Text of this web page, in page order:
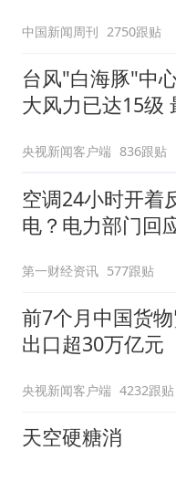
中国新闻周刊 2750跟贴
台风"白海豚"中
大风力已达15级
央视新闻客户端 836跟贴
空调24小时开着
电？电力部门回
第一财经资讯 577跟贴
前7个月中国货
出口超30万亿元
央视新闻客户端 4232跟贴
天空硬糖消